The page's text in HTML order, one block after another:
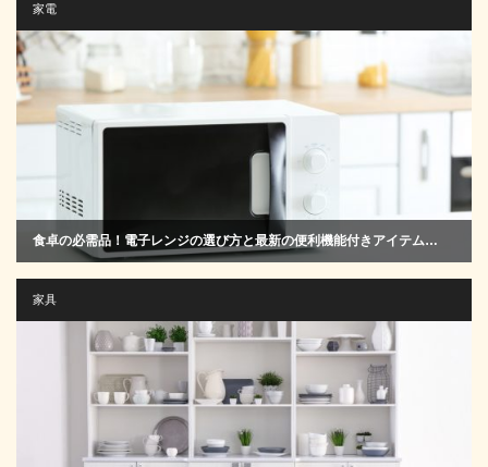
家電
食卓の必需品！電子レンジの選び方と最新の便利機能付きアイテム…
家具